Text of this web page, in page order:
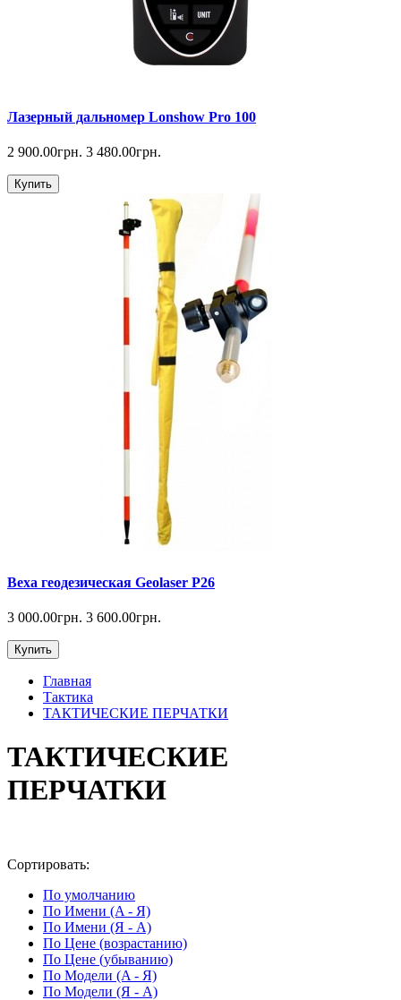
Лазерный дальномер Lonshow Pro 100
2 900.00грн. 3 480.00грн.
Купить
Веха геодезическая Geolaser P26
3 000.00грн. 3 600.00грн.
Купить
Главная
Тактика
ТАКТИЧЕСКИЕ ПЕРЧАТКИ
ТАКТИЧЕСКИЕ
ПЕРЧАТКИ
Сортировать:
По умолчанию
По Имени (A - Я)
По Имени (Я - A)
По Цене (возрастанию)
По Цене (убыванию)
По Модели (A - Я)
По Модели (Я - A)